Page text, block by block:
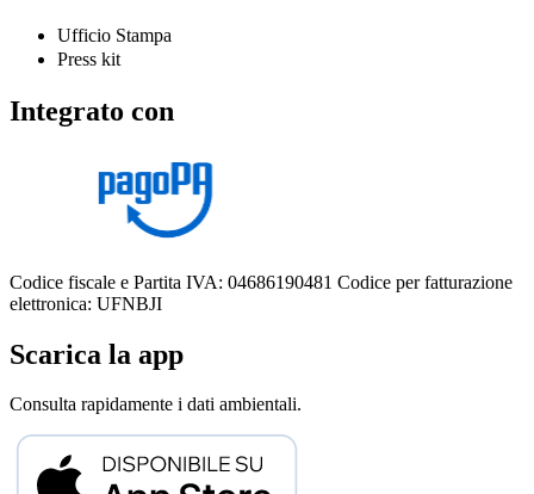
Ufficio Stampa
Press kit
Integrato con
Codice fiscale e Partita IVA: 04686190481 Codice per fatturazione
elettronica: UFNBJI
Scarica la app
Consulta rapidamente i dati ambientali.